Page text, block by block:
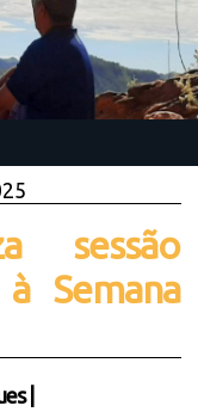
sessão
Semana